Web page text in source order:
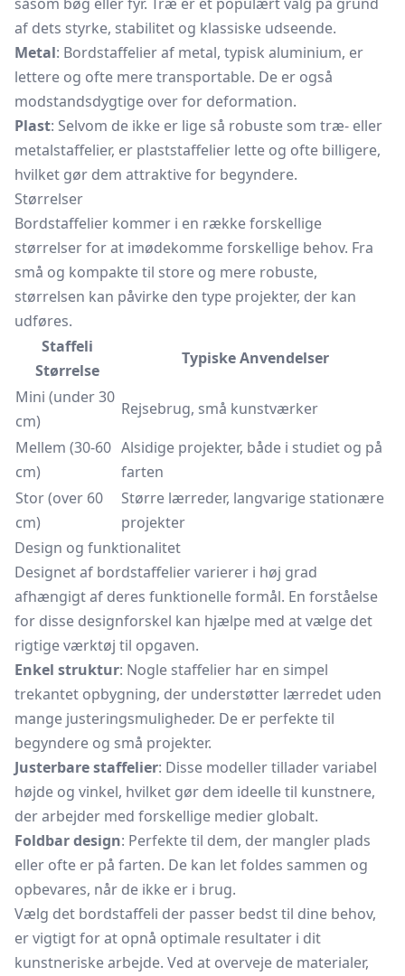
af dets styrke, stabilitet og klassiske udseende.
Metal: Bordstaffelier af metal, typisk aluminium, er
lettere og ofte mere transportable. De er også
modstandsdygtige over for deformation.
Plast: Selvom de ikke er lige så robuste som træ- eller
metalstaffelier, er plaststaffelier lette og ofte billigere,
hvilket gør dem attraktive for begyndere.
Størrelser
Bordstaffelier kommer i en række forskellige
størrelser for at imødekomme forskellige behov. Fra
små og kompakte til store og mere robuste,
størrelsen kan påvirke den type projekter, der kan
udføres.
Staffeli
Størrelse
Typiske Anvendelser
Mini (under 30
cm)
Rejsebrug, små kunstværker
Mellem (30-60
cm)
Alsidige projekter, både i studiet og på
farten
Stor (over 60
cm)
Større lærreder, langvarige stationære
projekter
Design og funktionalitet
Designet af bordstaffelier varierer i høj grad
afhængigt af deres funktionelle formål. En forståelse
for disse designforskel kan hjælpe med at vælge det
rigtige værktøj til opgaven.
Enkel struktur: Nogle staffelier har en simpel
trekantet opbygning, der understøtter lærredet uden
mange justeringsmuligheder. De er perfekte til
begyndere og små projekter.
Justerbare staffelier: Disse modeller tillader variabel
højde og vinkel, hvilket gør dem ideelle til kunstnere,
der arbejder med forskellige medier globalt.
Foldbar design: Perfekte til dem, der mangler plads
eller ofte er på farten. De kan let foldes sammen og
opbevares, når de ikke er i brug.
Vælg det bordstaffeli der passer bedst til dine behov,
er vigtigt for at opnå optimale resultater i dit
kunstneriske arbejde. Ved at overveje de materialer,